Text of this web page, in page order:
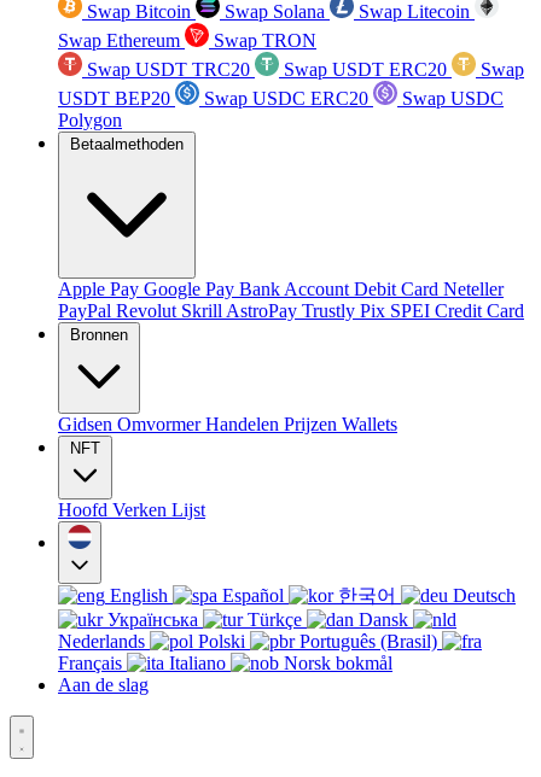
Swap Bitcoin Swap Solana
Swap Litecoin
Swap Ethereum
Swap TRON
Swap USDT TRC20
Swap USDT ERC20
Swap
USDT BEP20
Swap USDC ERC20
Swap USDC
Polygon
Betaalmethoden
Apple Pay Google Pay Bank Account Debit Card Neteller
PayPal Revolut Skrill AstroPay Trustly Pix SPEI Credit Card
Bronnen
Gidsen OmvormerHandelen Prijzen Wallets
NFT
Hoofd Verken Lijst
English Español 한국어
Deutsch
Українська
Türkçe
Dansk
Nederlands
Polski
Português (Brasil)
Français
Italiano
Norsk bokmål
Aan de slag